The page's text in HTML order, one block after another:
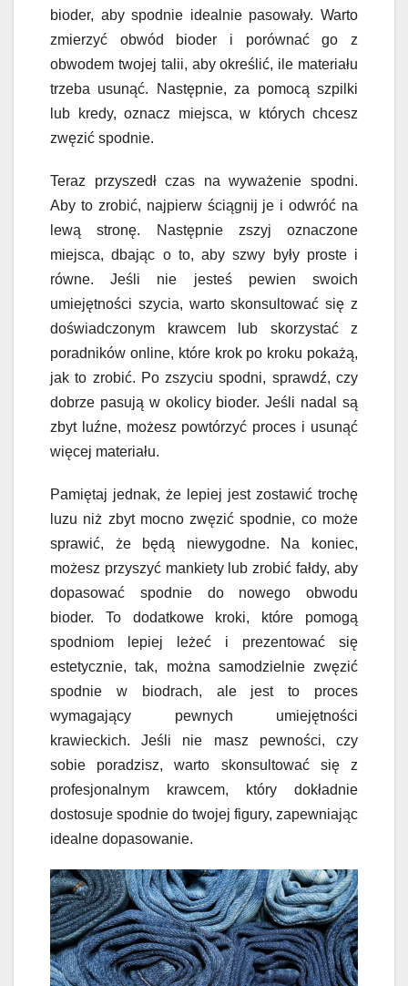
bioder, aby spodnie idealnie pasowały. Warto
zmierzyć obwód bioder i porównać go z
obwodem twojej talii, aby określić, ile materiału
trzeba usunąć. Następnie, za pomocą szpilki
lub kredy, oznacz miejsca, w których chcesz
zwęzić spodnie.
Teraz przyszedł czas na wyważenie spodni.
Aby to zrobić, najpierw ściągnij je i odwróć na
lewą stronę. Następnie zszyj oznaczone
miejsca, dbając o to, aby szwy były proste i
równe. Jeśli nie jesteś pewien swoich
umiejętności szycia, warto skonsultować się z
doświadczonym krawcem lub skorzystać z
poradników online, które krok po kroku pokażą,
jak to zrobić. Po zszyciu spodni, sprawdź, czy
dobrze pasują w okolicy bioder. Jeśli nadal są
zbyt luźne, możesz powtórzyć proces i usunąć
więcej materiału.
Pamiętaj jednak, że lepiej jest zostawić trochę
luzu niż zbyt mocno zwęzić spodnie, co może
sprawić, że będą niewygodne. Na koniec,
możesz przyszyć mankiety lub zrobić fałdy, aby
dopasować spodnie do nowego obwodu
bioder. To dodatkowe kroki, które pomogą
spodniom lepiej leżeć i prezentować się
estetycznie, tak, można samodzielnie zwęzić
spodnie w biodrach, ale jest to proces
wymagający pewnych umiejętności
krawieckich. Jeśli nie masz pewności, czy
sobie poradzisz, warto skonsultować się z
profesjonalnym krawcem, który dokładnie
dostosuje spodnie do twojej figury, zapewniając
idealne dopasowanie.